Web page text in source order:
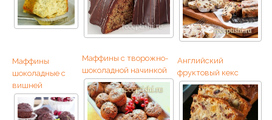
Маффины
шоколадные с
вишней
Маффины с творожно-
шоколадной начинкой
Английский
фруктовый кекс